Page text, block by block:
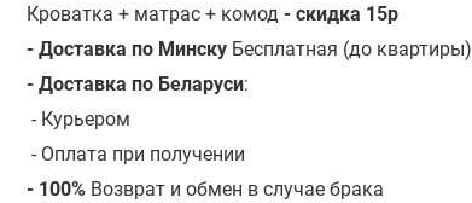
Кроватка + матрас + комод - скидка 15р
- Доставка по МинскуБесплатная (до квартиры)
- Доставка по Беларуси:
- Курьером
- Оплата при получении
- 100% Возврат и обмен в случае брака